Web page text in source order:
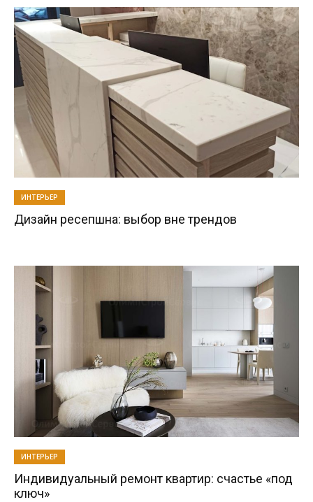
ИНТЕРЬЕР
Дизайн ресепшна: выбор вне трендов
ИНТЕРЬЕР
Индивидуальный ремонт квартир: счастье «под
ключ»